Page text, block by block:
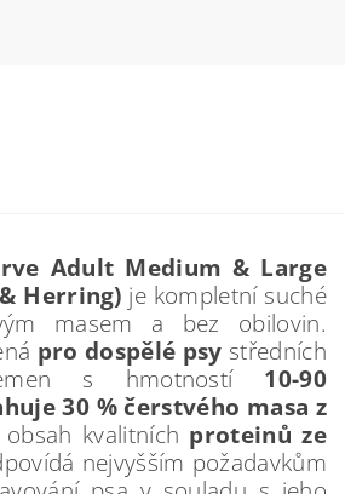
Adult Medium & Large
Herring) je kompletní suché
masem a bez obilovin.
pro dospělé psy středních
s hmotností 10-90
30 % čerstvého masa z
kvalitních proteinů ze
nejvyšším požadavkům